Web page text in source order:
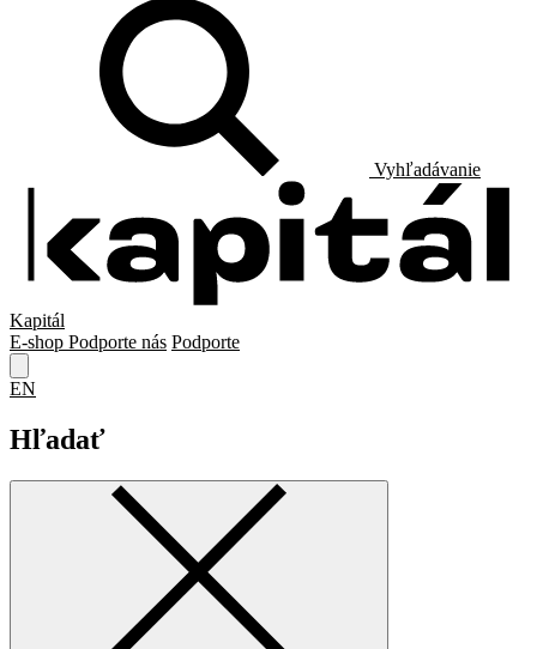
Vyhľadávanie
Kapitál
E-shop Podporte nás Podporte
EN
Hľadať